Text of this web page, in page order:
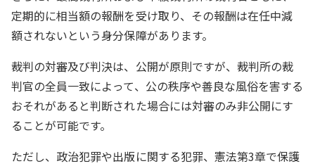
定期的に相当額の報酬を受け取り、その報酬は在任中減
額されないという身分保障があります。
裁判の対審及び判決は、公開が原則ですが、裁判所の裁
判官の全員一致によって、公の秩序や善良な風俗を害する
おそれがあると判断された場合には対審のみ非公開にす
ることが可能です。
ただし、政治犯罪や出版に関する犯罪、憲法第3章で保護